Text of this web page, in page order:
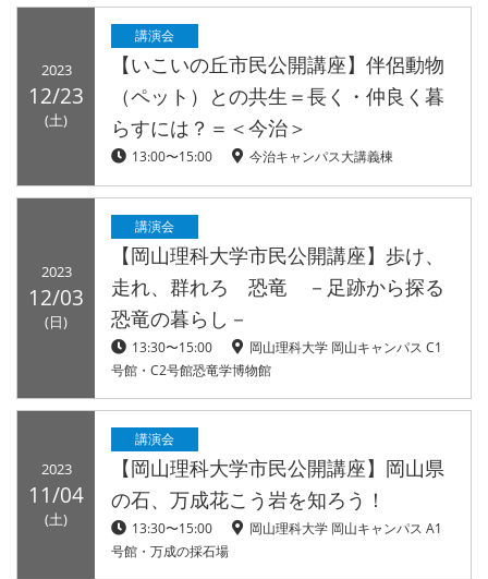
2023
12/23
(土)
講演会
【いこいの丘市民公開講座】伴侶動物
（ペット）との共生＝長く・仲良く暮
らすには？＝＜今治＞
13:00〜15:00 今治キャンパス大講義棟
2023
12/03
(日)
講演会
【岡山理科大学市民公開講座】歩け、
走れ、群れろ 恐竜 －足跡から探る
恐竜の暮らし－
13:30〜15:00
岡山理科大学 岡山キャンパス C1
号館・C2号館恐竜学博物館
2023
11/04
(土)
講演会
【岡山理科大学市民公開講座】岡山県
の石、万成花こう岩を知ろう！
13:30〜15:00
岡山理科大学 岡山キャンパス A1
号館・万成の採石場